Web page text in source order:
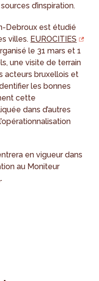
d’inspiration.
Debroux est étudié
villes. EUROCITIES
le 31 mars et 1
une visite de terrain
acteurs bruxellois et
les bonnes
cette
dans d’autres
en vigueur dans
au Moniteur
.